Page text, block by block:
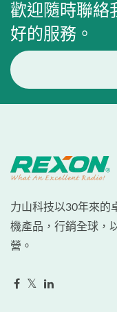
歡迎隨時聯絡
好的服務。
力山科技以30年來的
機產品，行銷全球，
營。